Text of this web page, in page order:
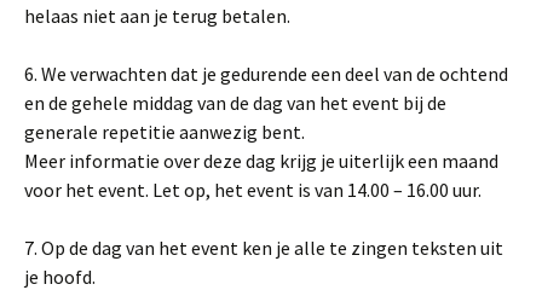
helaas niet aan je terug betalen.
6. We verwachten dat je gedurende een deel van de ochtend
en de gehele middag van de dag van het event bij de
generale repetitie aanwezig bent.
Meer informatie over deze dag krijg je uiterlijk een maand
voor het event. Let op, het event is van 14.00 – 16.00 uur.
7. Op de dag van het event ken je alle te zingen teksten uit
je hoofd.